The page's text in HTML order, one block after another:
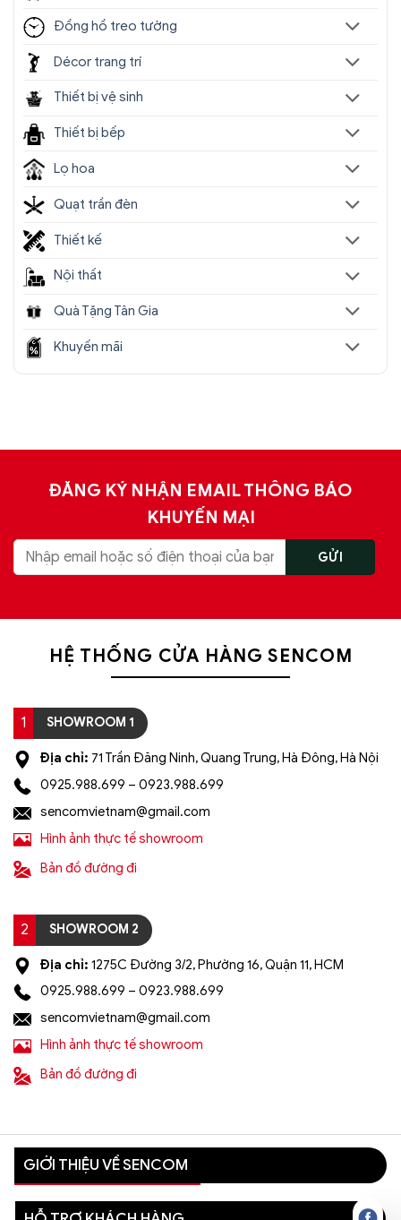
Đồng hồ treo tường
Décor trang trí
Thiết bị vệ sinh
Thiết bị bếp
Lọ hoa
Quạt trần đèn
Thiết kế
Nội thất
Quà Tặng Tân Gia
Khuyến mãi
ĐĂNG KÝ NHẬN EMAIL THÔNG BÁO
KHUYẾN MẠI
HỆ THỐNG CỬA HÀNG SENCOM
1 SHOWROOM 1
Địa chỉ: 71 Trần Đăng Ninh, Quang Trung, Hà Đông, Hà Nội
0925.988.699 – 0923.988.699
sencomvietnam@gmail.com
Hình ảnh thực tế showroom
Bản đồ đường đi
2 SHOWROOM 2
Địa chỉ: 1275C Đường 3/2, Phường 16, Quận 11, HCM
0925.988.699 – 0923.988.699
sencomvietnam@gmail.com
Hình ảnh thực tế showroom
Bản đồ đường đi
GIỚI THIỆU VỀ SENCOM